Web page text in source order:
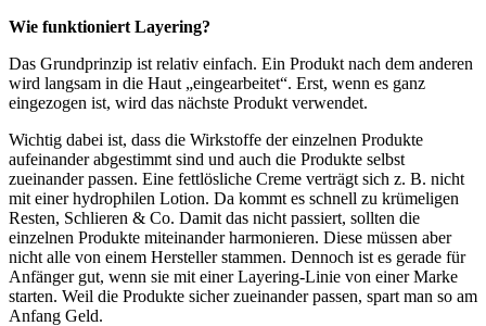
Wie funktioniert Layering?
Das Grundprinzip ist relativ einfach. Ein Produkt nach dem anderen
wird langsam in die Haut „eingearbeitet“. Erst, wenn es ganz
eingezogen ist, wird das nächste Produkt verwendet.
Wichtig dabei ist, dass die Wirkstoffe der einzelnen Produkte
aufeinander abgestimmt sind und auch die Produkte selbst
zueinander passen. Eine fettlösliche Creme verträgt sich z. B. nicht
mit einer hydrophilen Lotion. Da kommt es schnell zu krümeligen
Resten, Schlieren & Co. Damit das nicht passiert, sollten die
einzelnen Produkte miteinander harmonieren. Diese müssen aber
nicht alle von einem Hersteller stammen. Dennoch ist es gerade für
Anfänger gut, wenn sie mit einer Layering-Linie von einer Marke
starten. Weil die Produkte sicher zueinander passen, spart man so am
Anfang Geld.